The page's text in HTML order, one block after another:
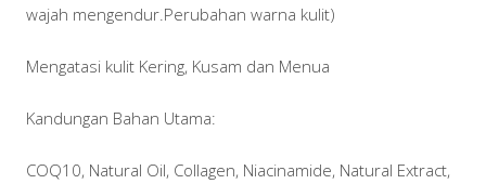
wajah mengendur.Perubahan warna kulit)
Mengatasi kulit Kering, Kusam dan Menua
Kandungan Bahan Utama:
COQ10, Natural Oil, Collagen, Niacinamide, Natural Extract,